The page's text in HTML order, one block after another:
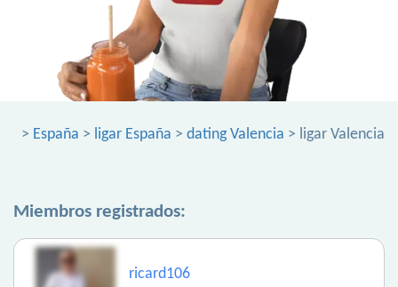
> España > ligar España > dating Valencia > ligar Valencia
Miembros registrados:
ricard106